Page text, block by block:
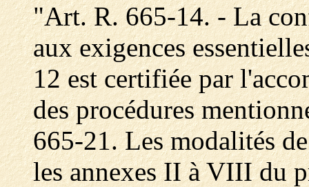
"Art. R. 665-14. - La
aux exigences
12 est certifiée par
des procédures
665-21. Les modalités
les annexes II à VIII du